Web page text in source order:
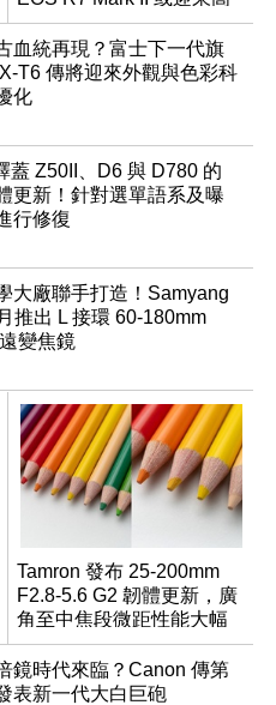
速讀出升級
血統再現？富士下一代旗
T6 傳將迎來外觀與色彩科
化
蓋 Z50II、D6 與 D780 的
更新！針對選單語系及曝
行修復
大廠聯手打造！Samyang
推出 L 接環 60-180mm
變焦鏡
Tamron 發布 25-200mm
F2.8-5.6 G2 韌體更新，廣
角至中焦段微距性能大幅
升級
鏡時代來臨？Canon 傳第
表新一代大白巨砲